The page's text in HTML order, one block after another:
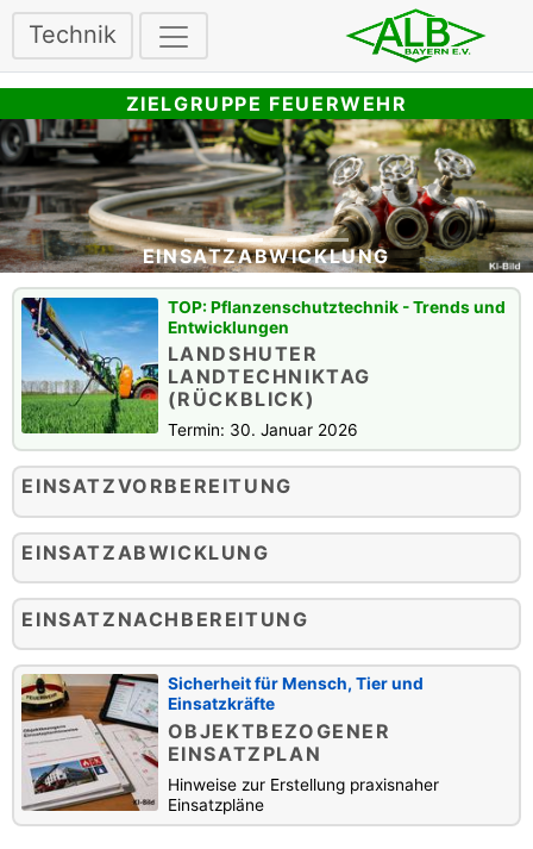
Technik
ZIELGRUPPE FEUERWEHR
EINSATZABWICKLUNG
Pflanzenschutztechnik - Trends und
Entwicklungen
LANDSHUTER
LANDTECHNIKTAG
(RÜCKBLICK)
Termin: 30. Januar 2026
EINSATZVORBEREITUNG
EINSATZABWICKLUNG
EINSATZNACHBEREITUNG
Sicherheit für Mensch, Tier und
Einsatzkräfte
OBJEKTBEZOGENER
EINSATZPLAN
Hinweise zur Erstellung praxisnaher
Einsatzpläne